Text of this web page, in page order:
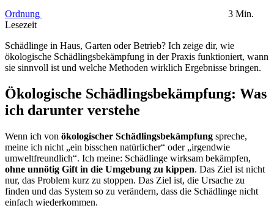
Ordnung
3 Min.
Lesezeit
Schädlinge in Haus, Garten oder Betrieb? Ich zeige dir, wie
ökologische Schädlingsbekämpfung in der Praxis funktioniert, wann
sie sinnvoll ist und welche Methoden wirklich Ergebnisse bringen.
Ökologische Schädlingsbekämpfung: Was
ich darunter verstehe
Wenn ich von ökologischer Schädlingsbekämpfung spreche,
meine ich nicht „ein bisschen natürlicher“ oder „irgendwie
umweltfreundlich“. Ich meine: Schädlinge wirksam bekämpfen,
ohne unnötig Gift in die Umgebung zu kippen. Das Ziel ist nicht
nur, das Problem kurz zu stoppen. Das Ziel ist, die Ursache zu
finden und das System so zu verändern, dass die Schädlinge nicht
einfach wiederkommen.